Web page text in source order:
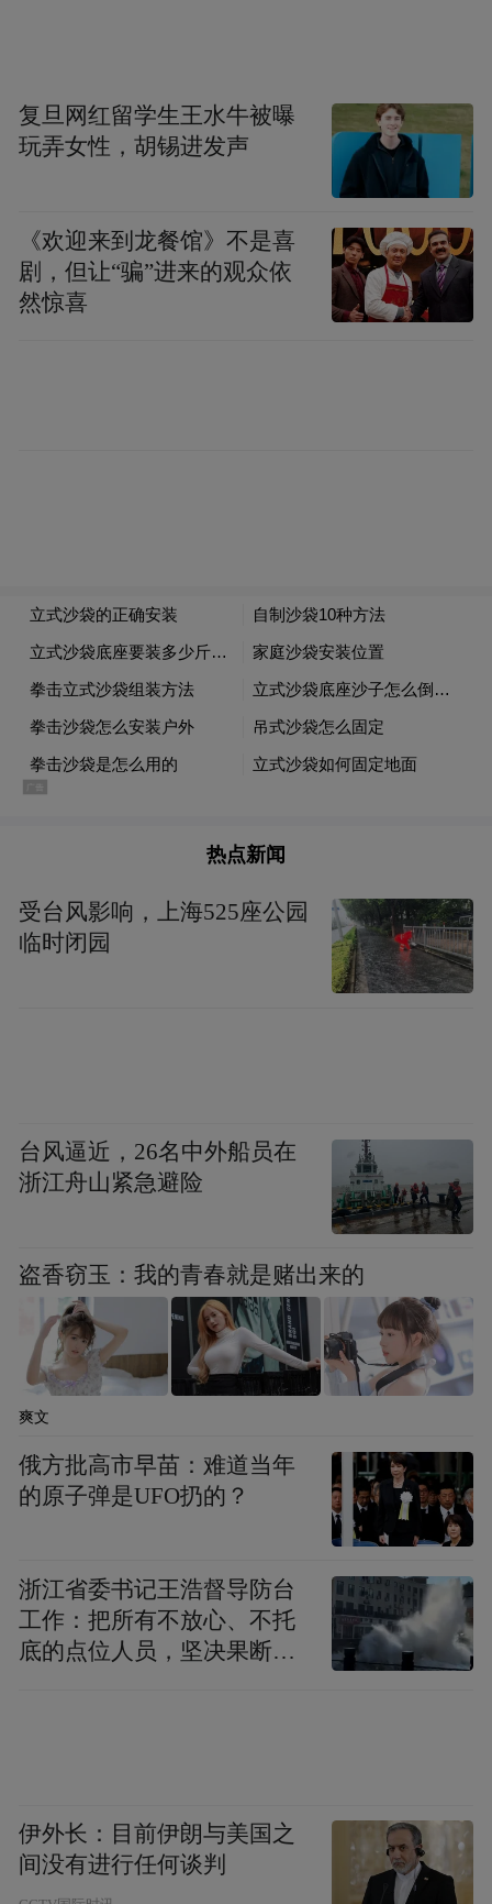
土带来更多活力。
大良街道党工委副书记陈恩文对华兴银行佛
山顺德支行的设立，表示热烈的祝贺和欢
迎，顺德支行落户在金凤凰产融集聚区内，
标志着大良街道进一步完善金融服务体系，
同时也是华兴银行战略布局的关键一步，未
街道真抓实干，新质生产力的培育不断强
化，新引进赛威传动、科陆储能等重大新兴
产业落户，新增3家上市企业，国际销售巨头
山姆会员店佛山首店正式签约、顺德首个数
纳入佛山先进制造业金融集聚区范围，目前
累计引进各类金融服务机构约169家，打造金
融和资本市场服务平台4个，金融行业商
（协）会4家，上市公司总部办公4家，涌现
产业金融“十亿元经济贡献楼”1座，“亿元经
济贡献楼”4座，金融集聚成效显著。
未来，大良街道将持续围绕“优二强三”深入
现代服务业，不断深化和发挥重大金融平台
的金融服务实体经济作用，持续提升金融服
务实体经济质效。把服务新质生产力作为金
融助力的关键着力点，加大对建设现代化产
业体系的金融支持，助力培育新兴产业、未
来产业，支持传统产业转型升级，共绘发展
通讯员：吴嘉恩
复旦网红留学生王水牛被曝
玩弄女性，胡锡进发声
《欢迎来到龙餐馆》不是喜
剧，但让“骗”进来的观众依
然惊喜
热点新闻
受台风影响，上海525座公园
临时闭园
台风逼近，26名中外船员在
浙江舟山紧急避险
盗香窃玉：我的青春就是赌出来的
爽文
俄方批高市早苗：难道当年
的原子弹是UFO扔的？
浙江省委书记王浩督导防台
工作：把所有不放心、不托
底的点位人员，坚决果断转
伊外长：目前伊朗与美国之
间没有进行任何谈判